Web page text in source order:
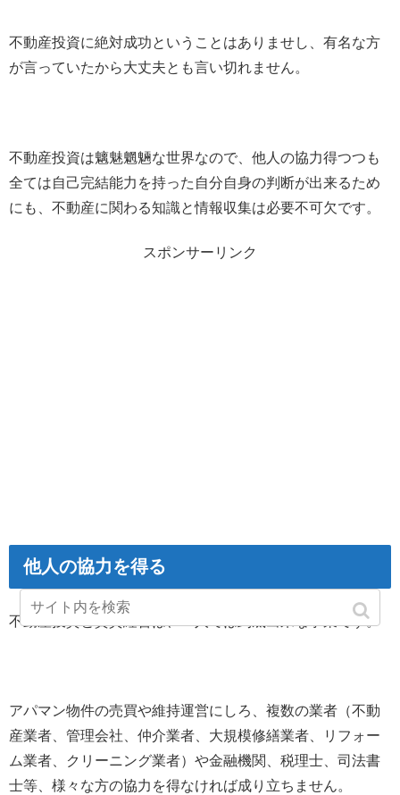
不動産投資に絶対成功ということはありませし、有名な方
が言っていたから大丈夫とも言い切れません。
不動産投資は魑魅魍魎な世界なので、他人の協力得つつも
全ては自己完結能力を持った自分自身の判断が出来るため
にも、不動産に関わる知識と情報収集は必要不可欠です。
スポンサーリンク
他人の協力を得る
不動産投資と賃貸経営は、一人では到底出来な事業です。
アパマン物件の売買や維持運営にしろ、複数の業者（不動
産業者、管理会社、仲介業者、大規模修繕業者、リフォー
ム業者、クリーニング業者）や金融機関、税理士、司法書
士等、様々な方の協力を得なければ成り立ちません。